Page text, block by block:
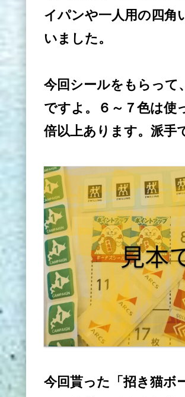
イパンや一人用の四角
いました。
今回シールをもらって
ですよ。６～７色は使
倍以上あります。派手
今回貰った「招き猫ボ